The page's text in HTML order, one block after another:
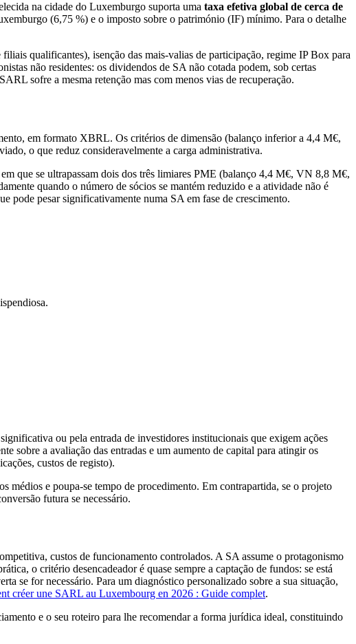
na cidade do Luxemburgo suporta uma taxa efetiva global de cerca de
(6,75 %) e o imposto sobre o património (IF) mínimo. Para o detalhe
qualificantes), isenção das mais-valias de participação, regime IP Box para
não residentes: os dividendos de SA não cotada podem, sob certas
sofre a mesma retenção mas com menos vias de recuperação.
em formato XBRL. Os critérios de dimensão (balanço inferior a 4,4 M€,
o que reduz consideravelmente a carga administrativa.
que se ultrapassam dois dos três limiares PME (balanço 4,4 M€, VN 8,8 M€,
quando o número de sócios se mantém reduzido e a atividade não é
pode pesar significativamente numa SA em fase de crescimento.
ou pela entrada de investidores institucionais que exigem ações
sobre a avaliação das entradas e um aumento de capital para atingir os
custos de registo).
médios e poupa-se tempo de procedimento. Em contrapartida, se o projeto
futura se necessário.
custos de funcionamento controlados. A SA assume o protagonismo
o critério desencadeador é quase sempre a captação de fundos: se está
se for necessário. Para um diagnóstico personalizado sobre a sua situação,
créer une SARL au Luxembourg en 2026 : Guide complet.
e o seu roteiro para lhe recomendar a forma jurídica ideal, constituindo